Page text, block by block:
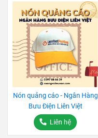
Nón quảng cáo - Ngân Hàng
Bưu Điện Liên Việt
Liên hệ